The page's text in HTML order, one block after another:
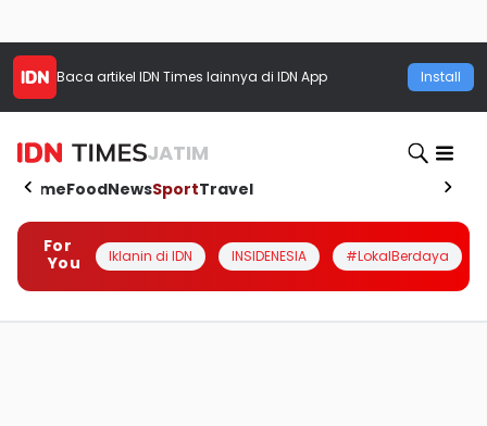
Baca artikel IDN Times lainnya di IDN App Install
JATIM
HomeFoodNewsSportTravel
For
You
Iklanin di IDN INSIDENESIA #LokalBerdaya